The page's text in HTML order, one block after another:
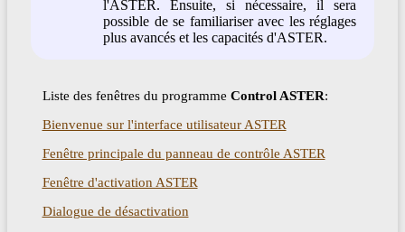
l'ASTER. Ensuite, si nécessaire, il sera
possible de se familiariser avec les réglages
plus avancés et les capacités d'ASTER.
Liste des fenêtres du programme Control ASTER:
Bienvenue sur l'interface utilisateur ASTER
Fenêtre principale du panneau de contrôle ASTER
Fenêtre d'activation ASTER
Dialogue de désactivation